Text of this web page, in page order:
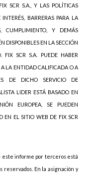
SCR S.A., Y LAS POLÍTICAS
BARRERAS PARA LA
CUMPLIMIENTO, Y DEMÁS
DISPONIBLES EN LA SECCIÓN
FIX SCR S.A. PUEDE HABER
LA ENTIDAD CALIFICADA O A
DE DICHO SERVICIO DE
LIDER ESTÁ BASADO EN
EUROPEA, SE PUEDEN
EN EL SITIO WEB DE FIX SCR
este informe por terceros está
reservados. En la asignación y